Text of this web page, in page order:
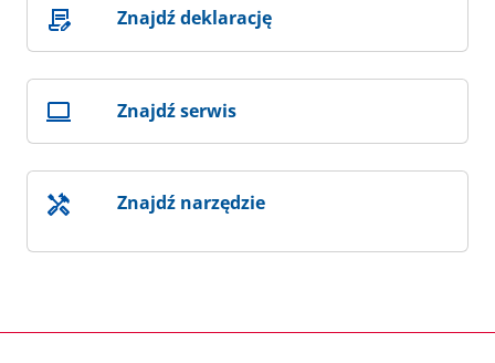
Znajdź deklarację
Znajdź serwis
Znajdź narzędzie